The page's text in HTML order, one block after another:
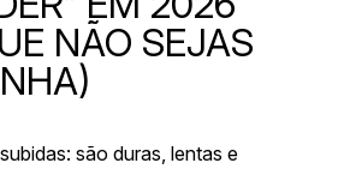
NÃO SEJAS
são duras, lentas e